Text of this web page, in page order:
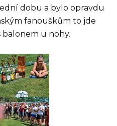
dobu a bylo opravdu
fanouškům to jde
balonem u nohy.